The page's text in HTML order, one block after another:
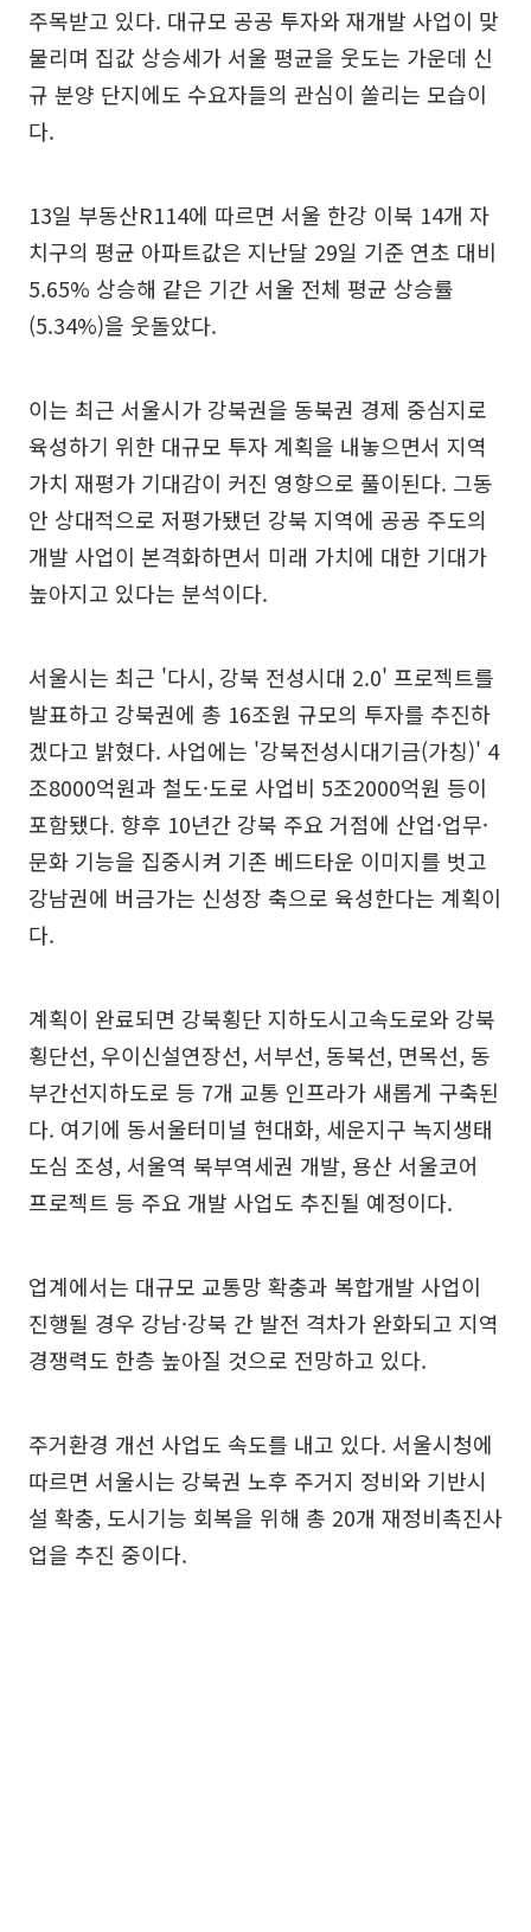
주목받고 있다. 대규모 공공 투자와 재개발 사업이 맞
물리며 집값 상승세가 서울 평균을 웃도는 가운데 신
규 분양 단지에도 수요자들의 관심이 쏠리는 모습이
다.
13일 부동산R114에 따르면 서울 한강 이북 14개 자
치구의 평균 아파트값은 지난달 29일 기준 연초 대비
5.65% 상승해 같은 기간 서울 전체 평균 상승률
(5.34%)을 웃돌았다.
이는 최근 서울시가 강북권을 동북권 경제 중심지로
육성하기 위한 대규모 투자 계획을 내놓으면서 지역
가치 재평가 기대감이 커진 영향으로 풀이된다. 그동
안 상대적으로 저평가됐던 강북 지역에 공공 주도의
개발 사업이 본격화하면서 미래 가치에 대한 기대가
높아지고 있다는 분석이다.
서울시는 최근 '다시, 강북 전성시대 2.0' 프로젝트를
발표하고 강북권에 총 16조원 규모의 투자를 추진하
겠다고 밝혔다. 사업에는 '강북전성시대기금(가칭)' 4
조8000억원과 철도·도로 사업비 5조2000억원 등이
포함됐다. 향후 10년간 강북 주요 거점에 산업·업무·
문화 기능을 집중시켜 기존 베드타운 이미지를 벗고
강남권에 버금가는 신성장 축으로 육성한다는 계획이
다.
계획이 완료되면 강북횡단 지하도시고속도로와 강북
횡단선, 우이신설연장선, 서부선, 동북선, 면목선, 동
부간선지하도로 등 7개 교통 인프라가 새롭게 구축된
다. 여기에 동서울터미널 현대화, 세운지구 녹지생태
도심 조성, 서울역 북부역세권 개발, 용산 서울코어
프로젝트 등 주요 개발 사업도 추진될 예정이다.
업계에서는 대규모 교통망 확충과 복합개발 사업이
진행될 경우 강남·강북 간 발전 격차가 완화되고 지역
경쟁력도 한층 높아질 것으로 전망하고 있다.
주거환경 개선 사업도 속도를 내고 있다. 서울시청에
따르면 서울시는 강북권 노후 주거지 정비와 기반시
설 확충, 도시기능 회복을 위해 총 20개 재정비촉진사
업을 추진 중이다.